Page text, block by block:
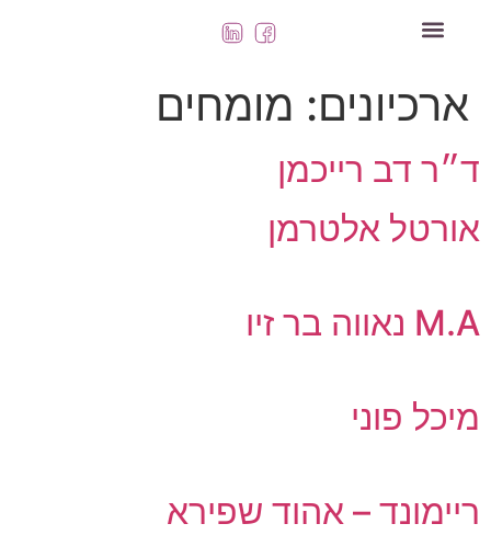
ארכיונים: מומחים
ד״ר דב רייכמן
אורטל אלטרמן
M.A נאווה בר זיו
מיכל פוני
ריימונד – אהוד שפירא